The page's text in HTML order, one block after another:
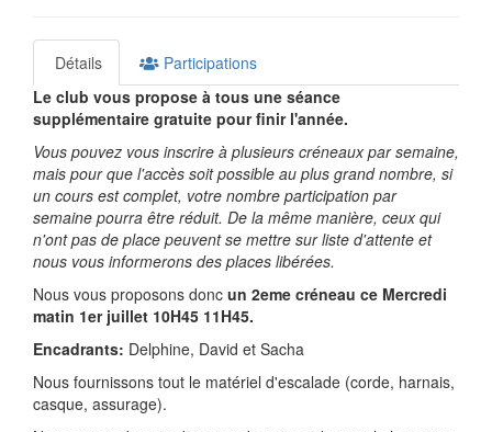
Détails
Participations
Le club vous propose à tous une séance
supplémentaire gratuite pour finir l'année.
Vous pouvez vous inscrire à plusieurs créneaux par semaine,
mais pour que l'accès soit possible au plus grand nombre, si
un cours est complet, votre nombre participation par
semaine pourra être réduit. De la même manière, ceux qui
n'ont pas de place peuvent se mettre sur liste d'attente et
nous vous informerons des places libérées.
Nous vous proposons donc un 2eme créneau ce Mercredi
matin 1er juillet 10H45 11H45.
Encadrants: Delphine, David et Sacha
Nous fournissons tout le matériel d'escalade (corde, harnais,
casque, assurage).